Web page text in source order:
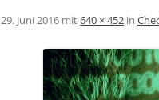
29. Juni 2016 mit640 × 452 in